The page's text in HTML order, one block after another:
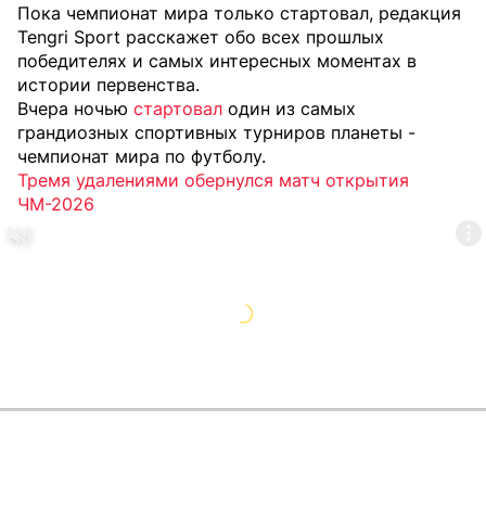
Пока чемпионат мира только стартовал, редакция
Tengri Sport расскажет обо всех прошлых
победителях и самых интересных моментах в
истории первенства.
Вчера ночью стартовал один из самых
грандиозных спортивных турниров планеты -
чемпионат мира по футболу.
Тремя удалениями обернулся матч открытия
ЧМ-2026